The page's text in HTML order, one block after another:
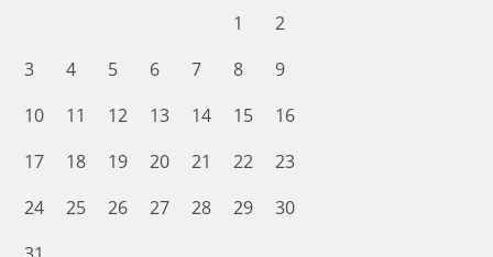
1
2
3
4 5 6 7 8
9
10
11 12 13 14 15
16
17
18 19 20 21 22
23
24
25 26 27 28 29
30